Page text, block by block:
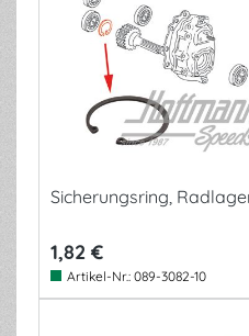
Sicherungsring,
1,82 €
Artikel-Nr.: 089-3082-10